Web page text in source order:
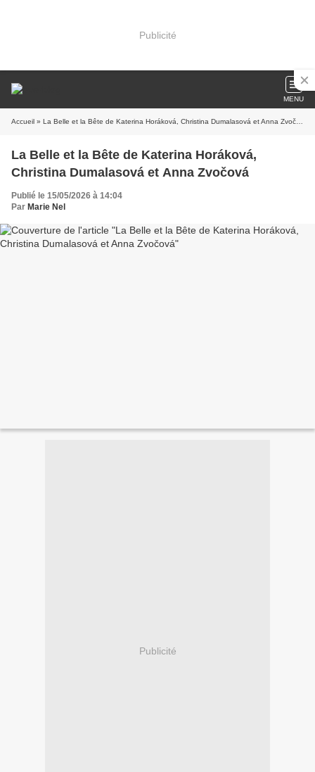
Publicité
MENU
Accueil » La Belle et la Bête de Katerina Horáková, Christina Dumalasová et Anna Zvočová
La Belle et la Bête de Katerina Horáková,
Christina Dumalasová et Anna Zvočová
Publié le 15/05/2026 à 14:04
Par Marie Nel
Publicité